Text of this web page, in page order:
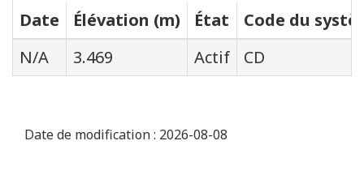
Date Élévation (m) État
Code du
N/A
3.469 Actif CD
Date de modification : 2026-08-08